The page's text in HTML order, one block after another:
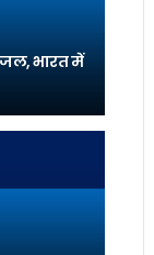
भारत में